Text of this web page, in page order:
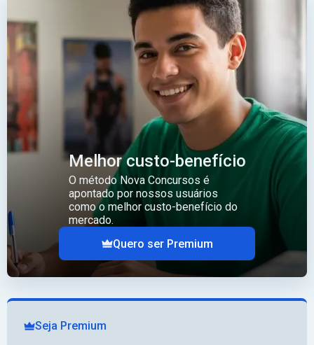
Melhor custo-benefício
O método Nova Concursos é
apontado por nossos usuários
como o melhor custo-benefício do
mercado.
Quero ser Premium
Seja Premium